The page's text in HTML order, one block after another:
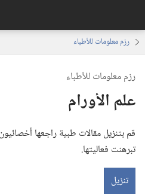
رزم معلومات للأطباء
رزم معلومات للأطباء
علم الأورام
قم بتنزيل مقالات طبية راجعها
تبرهنت فعاليتها.‏
تنزيل